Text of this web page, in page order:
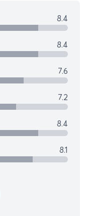
8.4
8.4
7.6
7.2
8.4
8.1